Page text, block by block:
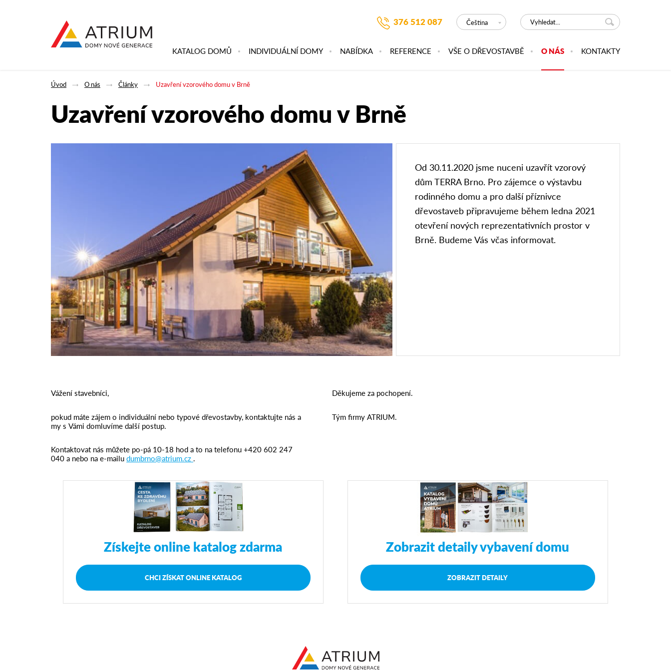
Čeština
376 512 087
KATALOG DOMŮ INDIVIDUÁLNÍ DOMY NABÍDKA REFERENCE VŠE O DŘEVOSTAVBĚ O NÁS KONTAKTY
Úvod O nás Články Uzavření vzorového domu v Brně
Uzavření vzorového domu v Brně
Od 30.11.2020 jsme nuceni uzavřít vzorový
dům TERRA Brno. Pro zájemce o výstavbu
rodinného domu a pro další příznivce
dřevostaveb připravujeme během ledna 2021
otevření nových reprezentativních prostor v
Brně. Budeme Vás včas informovat.
Vážení stavebníci,
pokud máte zájem o individuální nebo typové dřevostavby, kontaktujte nás a
my s Vámi domluvíme další postup.
Kontaktovat nás můžete po-pá 10-18 hod a to na telefonu +420 602 247
040 a nebo na e-mailudumbrno@atrium.cz .
Děkujeme za pochopení.
Tým firmy ATRIUM.
Získejte online katalog zdarma
CHCI ZÍSKAT ONLINE KATALOG
Zobrazit detaily vybavení domu
ZOBRAZIT DETAILY